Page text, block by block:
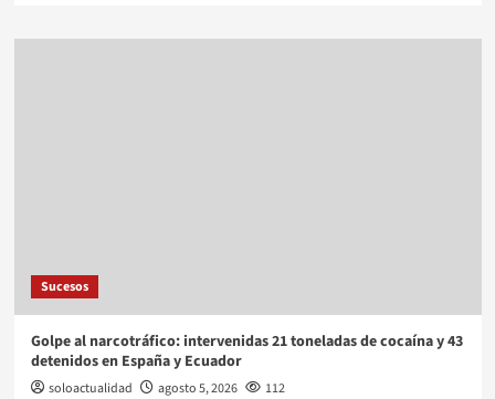
Sucesos
Golpe al narcotráfico: intervenidas 21 toneladas de cocaína y 43
detenidos en España y Ecuador
soloactualidad agosto 5, 2026 112